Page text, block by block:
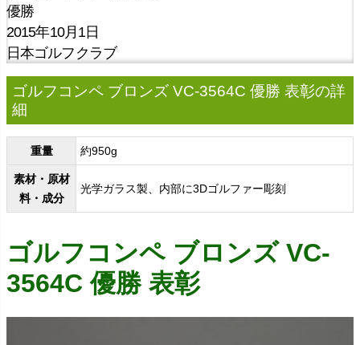
優勝
2015年10月1日
日本ゴルフクラブ
ゴルフコンペ ブロンズ VC-3564C 優勝 表彰の詳
細
重量 約950g
素材・原材
料・成分
光学ガラス製、内部に3Dゴルファー彫刻
ゴルフコンペ ブロンズ VC-
3564C 優勝 表彰